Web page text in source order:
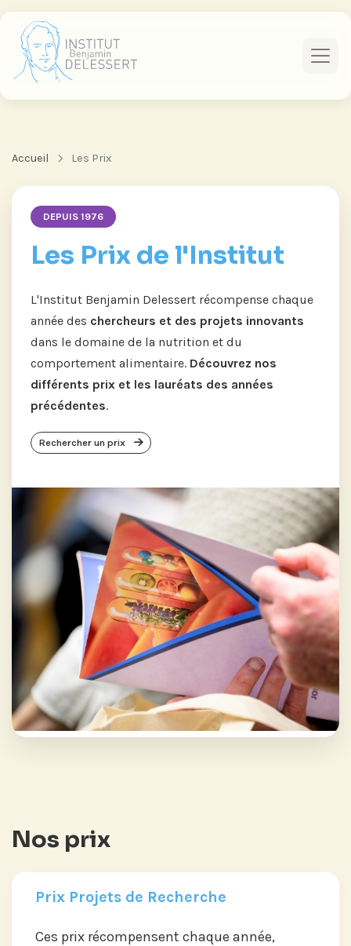
Accueil Les Prix
DEPUIS 1976
Les Prix de l'Institut
L'Institut Benjamin Delessert récompense chaque
année des chercheurs et des projets innovants
dans le domaine de la nutrition et du
comportement alimentaire. Découvrez nos
différents prix et les lauréats des années
précédentes.
Rechercher un prix
Nos prix
Prix Projets de Recherche
Ces prix récompensent chaque année,